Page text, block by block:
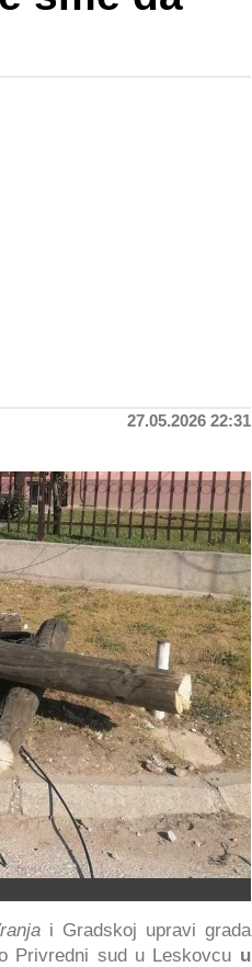
27.05.2026 22:31
i Gradskoj upravi grada
Privredni sud u Leskovcu u